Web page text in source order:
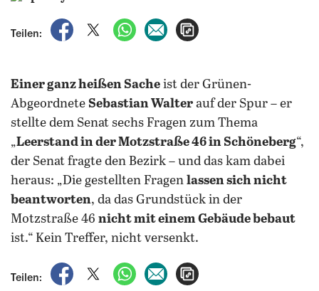
Teilen:
auf Facebook teilen
auf X teilenper WhatsApp teilen
per E-Mail teilen
Einer ganz heißen Sache ist der Grünen-
Abgeordnete Sebastian Walter auf der Spur – er
stellte dem Senat sechs Fragen zum Thema
„Leerstand in der Motzstraße 46 in Schöneberg“,
der Senat fragte den Bezirk – und das kam dabei
heraus: „Die gestellten Fragen lassen sich nicht
beantworten, da das Grundstück in der
Motzstraße 46 nicht mit einem Gebäude bebaut
ist.“ Kein Treffer, nicht versenkt.
Teilen:
auf Facebook teilen
auf X teilenper WhatsApp teilen
per E-Mail teilen